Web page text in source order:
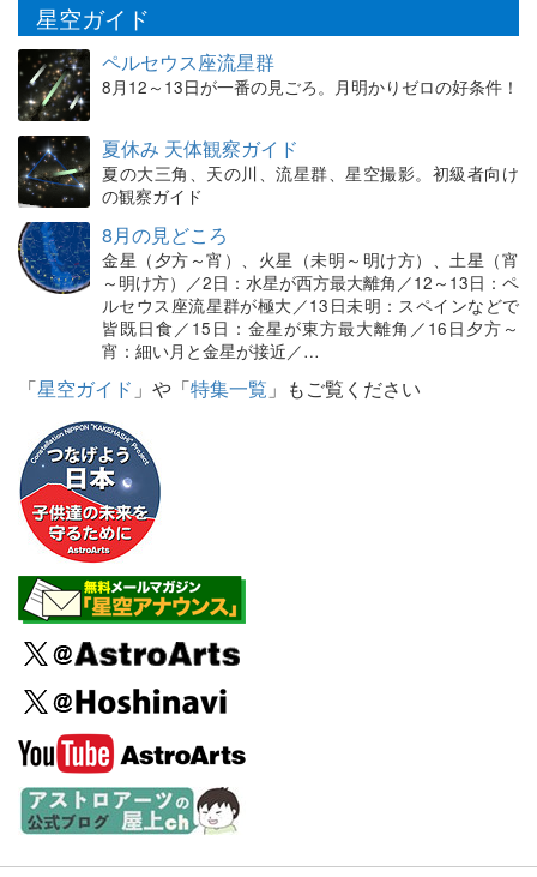
星空ガイド
ペルセウス座流星群
8月12～13日が一番の見ごろ。月明かりゼロの好条件！
夏休み 天体観察ガイド
夏の大三角、天の川、流星群、星空撮影。初級者向け
の観察ガイド
8月の見どころ
金星（夕方～宵）、火星（未明～明け方）、土星（宵
～明け方）／2日：水星が西方最大離角／12～13日：ペ
ルセウス座流星群が極大／13日未明：スペインなどで
皆既日食／15日：金星が東方最大離角／16日夕方～
宵：細い月と金星が接近／…
「星空ガイド 」や「特集一覧 」もご覧ください